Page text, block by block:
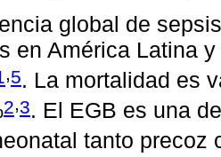
global de
en América Latina
5. La mortalidad es
2,3. El EGB es una
tanto precoz